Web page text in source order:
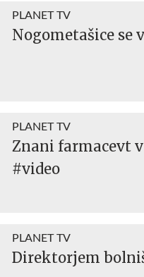
PLANET TV
Nogometašice se
PLANET TV
Znani farmacevt
#video
PLANET TV
Direktorjem